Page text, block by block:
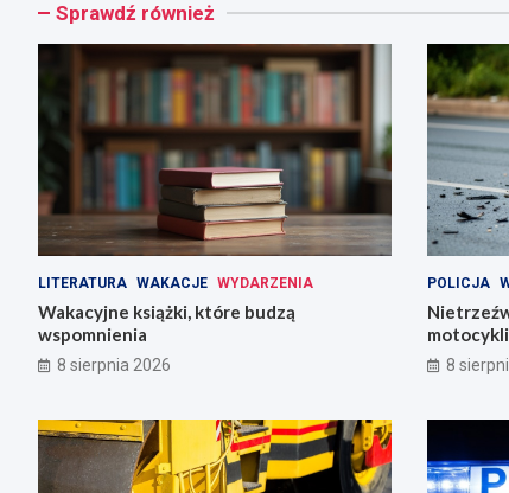
Sprawdź również
LITERATURA WAKACJE WYDARZENIA
Wakacyjne książki, które budzą
wspomnienia
8 sierpnia 2026
POLICJA
8